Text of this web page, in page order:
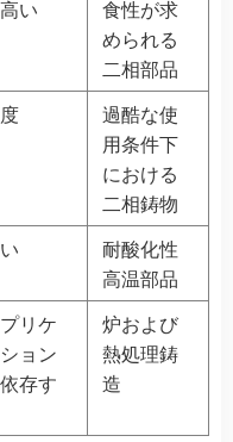
い
食性が求
められる
二相部品
過酷な使
用条件下
における
二相鋳物
耐酸化性
高温部品
リケ
ョン
存す
炉および
熱処理鋳
造